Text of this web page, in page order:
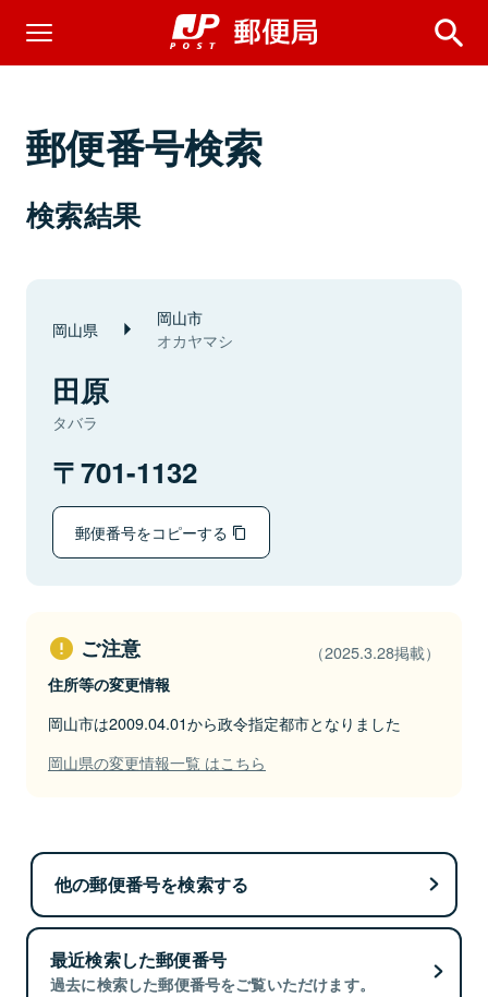
郵便番号検索
検索結果
岡山県 岡山市
オカヤマシ
田原
タバラ
701-1132
郵便番号をコピーする
ご注意 （2025.3.28掲載）
住所等の変更情報
岡山市は2009.04.01から政令指定都市となりました
岡山県の変更情報一覧 はこちら
他の郵便番号を検索する
最近検索した郵便番号
過去に検索した郵便番号をご覧いただけます。